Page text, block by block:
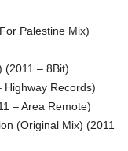
Palestine Mix)
(2011 – 8Bit)
Records)
– Area Remote)
(Original Mix) (2011